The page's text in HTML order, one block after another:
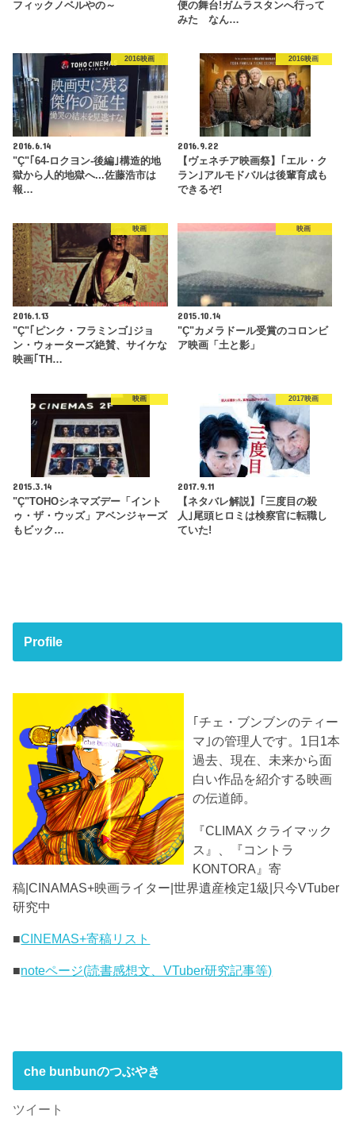
フィックノベルやの～
便の舞台!ガムラスタンへ行って
みた なん…
2016映画
2016.6.14
"Ç"｢64-ロクヨン-後編｣構造的地
獄から人的地獄へ...佐藤浩市は
報…
2016映画
2016.9.22
【ヴェネチア映画祭】｢エル・ク
ラン｣アルモドバルは後輩育成も
できるぞ!
映画
2016.1.13
"Ç"｢ピンク・フラミンゴ｣ジョ
ン・ウォーターズ絶賛、サイケな
映画｢TH…
映画
2015.10.14
"Ç"カメラドール受賞のコロンビ
ア映画「土と影」
映画
2015.3.14
"Ç"TOHOシネマズデー「イント
ゥ・ザ・ウッズ」アベンジャーズ
もビック…
2017映画
2017.9.11
【ネタバレ解説】｢三度目の殺
人｣尾頭ヒロミは検察官に転職し
ていた!
Profile
｢チェ・ブンブンのティー
マ｣の管理人です。1日1本
過去、現在、未来から面
白い作品を紹介する映画
の伝道師。
『CLIMAX クライマック
ス』、『コントラ
KONTORA』寄
稿|CINAMAS+映画ライター|世界遺産検定1級|只今VTuber
研究中
■CINEMAS+寄稿リスト
■noteページ(読書感想文、VTuber研究記事等)
che bunbunのつぶやき
ツイート